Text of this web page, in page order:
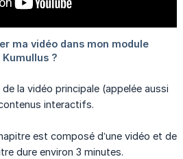
la vidéo principale (appelée aussi
interactifs.
est composé d’une vidéo et de
dure environ 3 minutes.